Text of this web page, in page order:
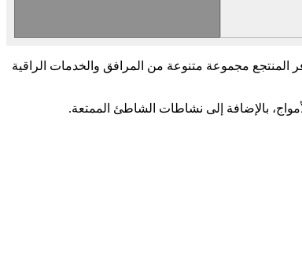
المنتجع مجموعة متنوعة من المرافق والخدمات الراقية
بالإضافة إلى نشاطات الشاطئ الممتعة.